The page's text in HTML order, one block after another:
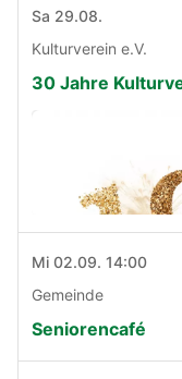
Sa 29.08.
Kulturverein e.V.
30 Jahre
Mi 02.09. 14:00
Gemeinde
Seniorencafé